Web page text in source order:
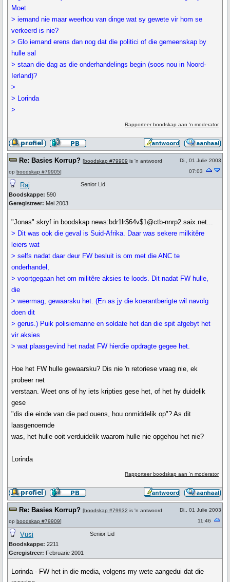
Moet
> iemand nie maar weerhou van dinge wat sy gewete vir hom se
verkeerd is nie?
> Glo iemand erens dan nog dat die politici of die gemeenskap by
hulle sal
> staan die dag as die onderhandelings begin (soos nou in Noord-
Ierland)?
>
> Lorinda
>
Rapporteer boodskap aan 'n moderator
Re: Basies Korrup? [boodskap #79909 is 'n antwoord
op boodskap #79905]
Di., 01 Julie 2003
07:03
Raj
Boodskappe: 590
Geregistreer: Mei 2003
Senior Lid
"Jonas" skryf in boodskap news:bdr1lr$64v$1@ctb-nnrp2.saix.net...
> Dit was ook die geval is Suid-Afrika. Daar was sekere milkitêre
leiers wat
> selfs nadat daar deur FW besluit is om met die ANC te
onderhandel,
> voortgegaan het om militêre aksies te loods. Dit nadat FW hulle,
die
> weermag, gewaarsku het. (En as jy die koerantberigte wil navolg
doen dit
> gerus.) Puik polisiemanne en soldate het dan die spit afgebyt het
vir aksies
> wat plaasgevind het nadat FW hierdie opdragte gegee het.
Hoe het FW hulle gewaarsku? Dis nie 'n retoriese vraag nie, ek
probeer net
verstaan. Weet ons of hy iets kripties gese het, of het hy duidelik
gese
"dis die einde van die pad ouens, hou onmiddelik op"? As dit
laasgenoemde
was, het hulle ooit verduidelik waarom hulle nie opgehou het nie?
Lorinda
Rapporteer boodskap aan 'n moderator
Re: Basies Korrup? [boodskap #79932 is 'n antwoord
op boodskap #79909]
Di., 01 Julie 2003
11:46
Vusi
Boodskappe: 2211
Geregistreer: Februarie 2001
Senior Lid
Lorinda - FW het in die media, volgens my wete aangedui dat die